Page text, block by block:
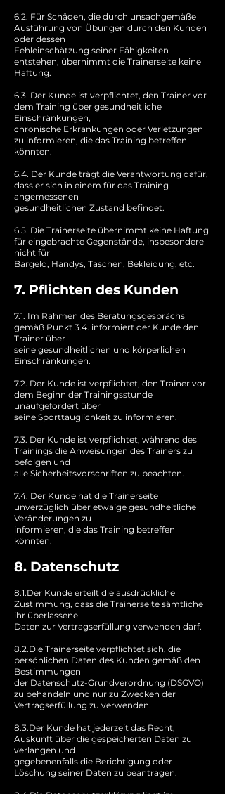
6.2. Für Schäden, die durch unsachgemäße
Ausführung von Übungen durch den Kunden
oder dessen
Fehleinschätzung seiner Fähigkeiten
entstehen, übernimmt die Trainerseite keine
Haftung.
6.3. Der Kunde ist verpflichtet, den Trainer vor
dem Training über gesundheitliche
Einschränkungen,
chronische Erkrankungen oder Verletzungen
zu informieren, die das Training betreffen
könnten.
6.4. Der Kunde trägt die Verantwortung dafür,
dass er sich in einem für das Training
angemessenen
gesundheitlichen Zustand befindet.
6.5. Die Trainerseite übernimmt keine Haftung
für eingebrachte Gegenstände, insbesondere
nicht für
Bargeld, Handys, Taschen, Bekleidung, etc.
7. Pflichten des Kunden
7.1. Im Rahmen des Beratungsgesprächs
gemäß Punkt 3.4. informiert der Kunde den
Trainer über
seine gesundheitlichen und körperlichen
Einschränkungen.
7.2. Der Kunde ist verpflichtet, den Trainer vor
dem Beginn der Trainingsstunde
unaufgefordert über
seine Sporttauglichkeit zu informieren.
7.3. Der Kunde ist verpflichtet, während des
Trainings die Anweisungen des Trainers zu
befolgen und
alle Sicherheitsvorschriften zu beachten.
7.4. Der Kunde hat die Trainerseite
unverzüglich über etwaige gesundheitliche
Veränderungen zu
informieren, die das Training betreffen
könnten.
8. Datenschutz
8.1.Der Kunde erteilt die ausdrückliche
Zustimmung, dass die Trainerseite sämtliche
ihr überlassene
Daten zur Vertragserfüllung verwenden darf.
8.2.Die Trainerseite verpflichtet sich, die
persönlichen Daten des Kunden gemäß den
Bestimmungen
der Datenschutz-Grundverordnung (DSGVO)
zu behandeln und nur zu Zwecken der
Vertragserfüllung zu verwenden.
8.3.Der Kunde hat jederzeit das Recht,
Auskunft über die gespeicherten Daten zu
verlangen und
gegebenenfalls die Berichtigung oder
Löschung seiner Daten zu beantragen.